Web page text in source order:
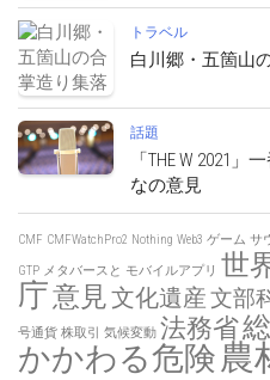
トラベル
白川郷・五箇山
話題
「THE W 2021
なの意見
CMF CMFWatchPro2 Nothing Web3 ゲーム サ
GTP メタバースと モバイルアプリ 世
庁意見文化遺産文部
号通貨 株取引 気候変動 法務省
かかわる危険農